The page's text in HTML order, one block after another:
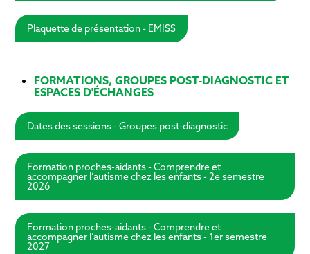
Plaquette de présentation - EMISS
FORMATIONS, GROUPES POST-DIAGNOSTIC ET
ESPACES D'ÉCHANGES
Dates des sessions - Groupes post-diagnostic
Formation proches-aidants - Comprendre et
accompagner l’autisme chez les enfants - 2e semestre
2026
Formation proches-aidants - Comprendre et
accompagner l’autisme chez les enfants - 1er semestre
2027